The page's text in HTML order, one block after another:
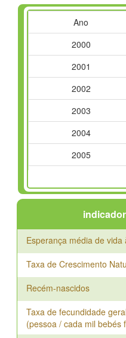
Ano
2000
2001
2002
2003
2004
2005
2007
2008
2009
2010
2011
2012
2013
Esperança média de vida
Taxa de Crescimento
Recém-nascidos
Taxa de fecundidade
(pessoa / cada mil bebés